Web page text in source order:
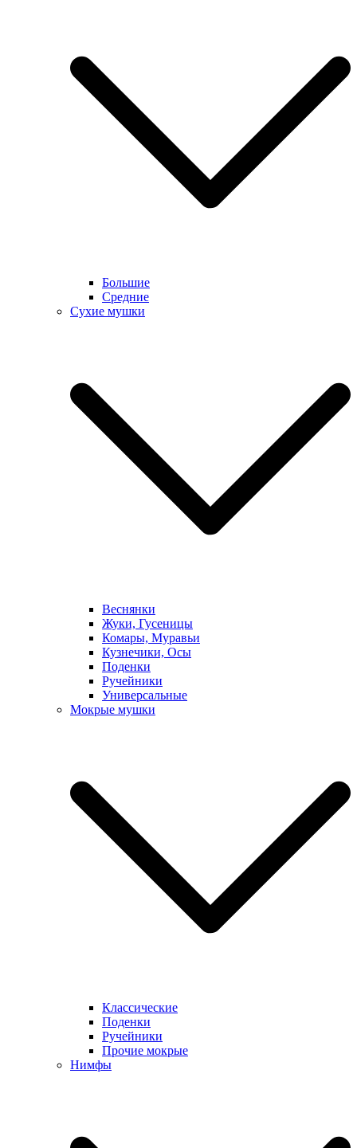
Большие
Средние
Сухие мушки
Веснянки
Жуки, Гусеницы
Комары, Муравьи
Кузнечики, Осы
Поденки
Ручейники
Универсальные
Мокрые мушки
Классические
Поденки
Ручейники
Прочие мокрые
Нимфы